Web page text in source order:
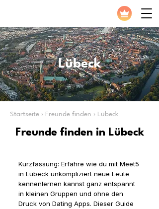
Lübeck
Startseite › Freunde finden › Lübeck
Freunde finden in Lübeck
Kurzfassung: Erfahre wie du mit Meet5
in Lübeck unkompliziert neue Leute
kennenlernen kannst ganz entspannt
in kleinen Gruppen und ohne den
Druck von Dating Apps. Dieser Guide